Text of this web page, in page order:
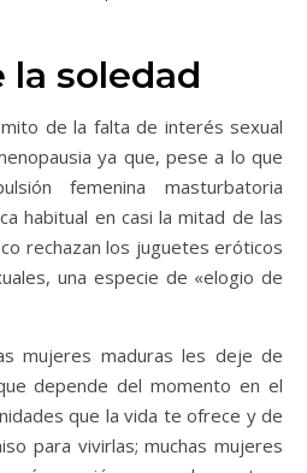
la soledad
de la falta de interés sexual
ya que, pese a lo que
femenina masturbatoria
habitual en casi la mitad de las
rechazan los juguetes eróticos
una especie de «elogio de
mujeres maduras les deje de
depende del momento en el
que la vida te ofrece y de
para vivirlas; muchas mujeres